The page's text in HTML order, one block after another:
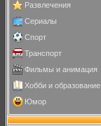
Развлечения
Сериалы
Спорт
Транспорт
Фильмы и анимация
Хобби и образование
Юмор